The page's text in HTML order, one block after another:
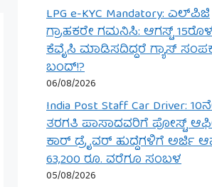
LPG e-KYC Mandatory: ಎಲ್‌ಪಿಜಿ
ಗ್ರಾಹಕರೇ ಗಮನಿಸಿ: ಆಗಸ್ಟ್
ಕೆವೈಸಿ ಮಾಡಿಸದಿದ್ದರೆ ಗ್ಯಾಸ್
ಬಂದ್!?
06/08/2026
India Post Staff Car Driver:
ತರಗತಿ ಪಾಸಾದವರಿಗೆ ಪೋಸ್ಟ್
ಕಾರ್ ಡ್ರೈವರ್ ಹುದ್ದೆಗಳಿಗೆ ಅರ್ಜಿ
63,200 ರೂ. ವರೆಗೂ ಸಂಬಳ
05/08/2026